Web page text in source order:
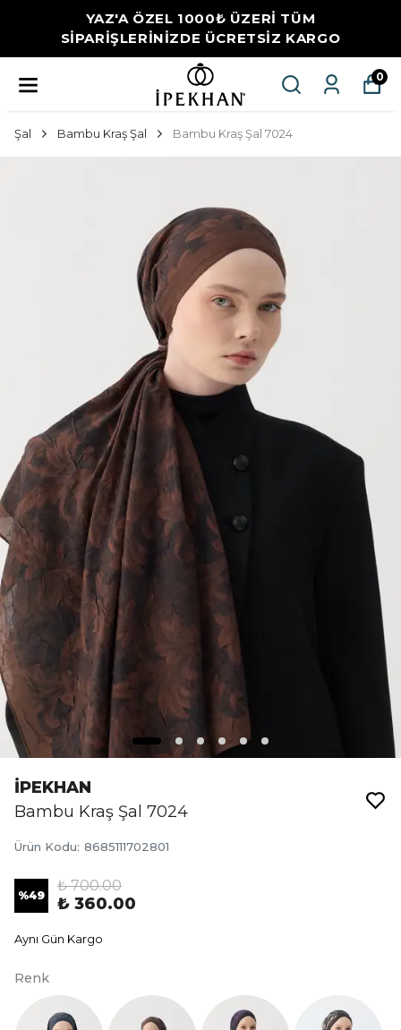
YAZ'A ÖZEL 1000₺ ÜZERİ TÜM
SİPARİŞLERİNİZDE ÜCRETSİZ KARGO
0
Şal Bambu Kraş Şal Bambu Kraş Şal 7024
İPEKHAN
Bambu Kraş Şal 7024
Ürün Kodu: 8685111702801
%49
₺ 700.00
₺ 360.00
Aynı Gün Kargo
Renk